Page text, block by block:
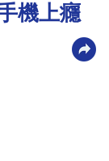
機上癮